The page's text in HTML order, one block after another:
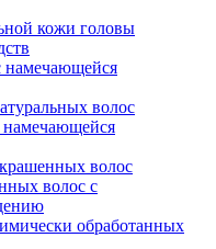
кожи головы
намечающейся
волос
намечающейся
волос
волос с
обработанных